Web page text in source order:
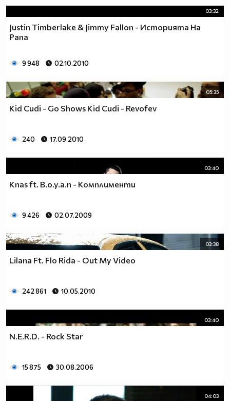
www.csdance.net
03:32
Justin Timberlake & Jimmy Fallon - Историята На
Рапа
9 948 02.10.2010
05:35
Kid Cudi - Go Shows Kid Cudi - Revofev
240 17.09.2010
03:40
Knas ft. B.o.y.a.n - Комплименти
9 426 02.07.2009
03:38
Lilana Ft. Flo Rida - Out My Video
242 861 10.05.2010
03:40
N.E.R.D. - Rock Star
15 875 30.08.2006
04:03